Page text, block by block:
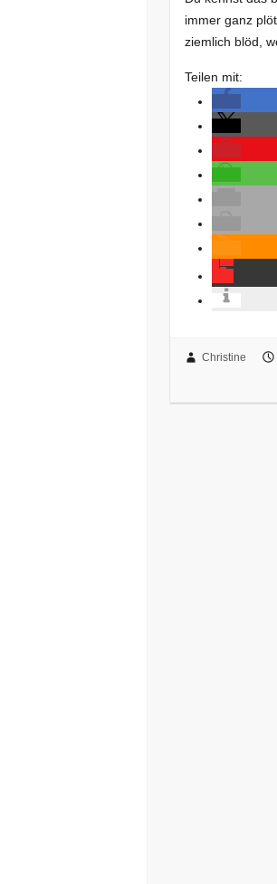
immer ganz
ziemlich blöd,
Teilen mit:
Christine